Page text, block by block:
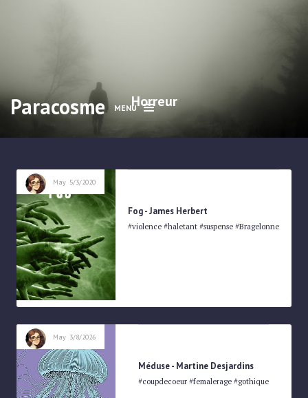
Paracosme MENUHorreur
Fog - James Herbert
#violence #haletant #suspense #Bragelonne
May 5/3/2020
Méduse - Martine Desjardins
#coupdecoeur #femalerage #gothique
May 3/8/2026